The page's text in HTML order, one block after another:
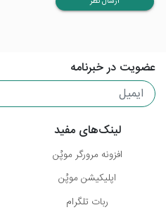
عضویت در خبرنامه
لینک‌های مفید
افزونه مرورگر موپُن
اپلیکیشن موپُن
ربات تلگرام